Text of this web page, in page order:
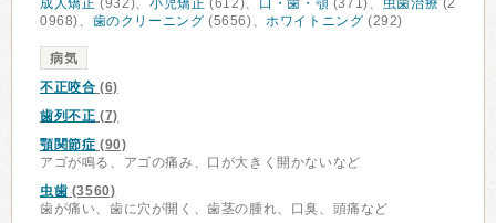
成人矯正 (932)、 小児矯正 (612)、 口・歯・顎 (371)、 虫歯治療 (2
0968)、 歯のクリーニング (5656)、ホワイトニング (292)
病気
不正咬合 (6)
歯列不正 (7)
顎関節症 (90)
アゴが鳴る、アゴの痛み、口が大きく開かないなど
虫歯 (3560)
歯が痛い、歯に穴が開く、歯茎の腫れ、口臭、頭痛など